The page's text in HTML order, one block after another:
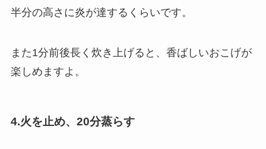
半分の高さに炎が達するくらいです。
また1分前後長く炊き上げると、香ばしいおこげが
楽しめますよ。
4.火を止め、20分蒸らす